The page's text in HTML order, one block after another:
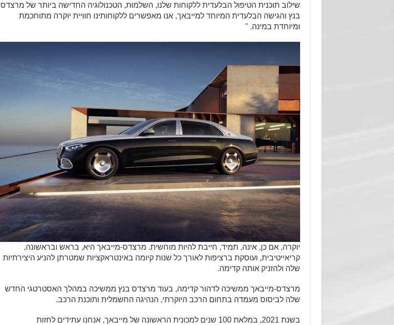
שילוב תוכנית הטיפול הבלעדית ללקוחות שלנו, השלמוּת, הטכנולוגיה החדישה ביותר של מרצדס
בנץ והגישה הבלעדית המיוחד למייבאך, אנו מאפשרים ללקוחותינו חוויית יוקרה מתוחכמת
ומיוחדת במינה. "
יוקרה, אם כן, אינה, תמיד, חייבת להיות מוחשית. מרצדס-מייבאך היא, בראש ובראשונה,
קריאייטיבית, ועוסקת ברציפות לאורך כל שנות קיומה באינטראקציות שמטרתן להניע היצירתיות
שלה ולהזניק אותה קדימה.
מרצדס-מייבאך ממשיכה לדהור קדימה, בעוד מרצדס בנץ ממשיכה במהלך האסטרטגי החדש
שלה לביסוס מעמדה בתחום הרכב היוקרתי, הנהיגה החשמלית ותוכנת הרכב.
בשנת 2021, במלאת 100 שנים למכונית הראשונה של מייבאך, אנחנו עתידים לחזות